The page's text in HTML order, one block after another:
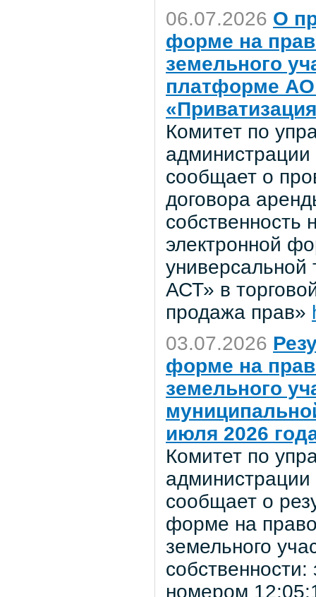
06.07.2026 О
форме на
земельного
платформе АО
Комитет по
администрации
сообщает о
договора
собственность
электронной
АСТ» в
продажа прав»
03.07.2026
форме на
земельного
июля 2026
Комитет по
администрации
сообщает о
форме на
земельного
номером